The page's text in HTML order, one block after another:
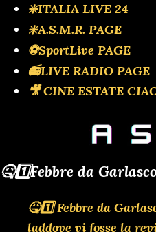
❇️ITALIA LIVE 24
❇️A.S.M.R. PAGE
⚽SportLive PAGE
📻LIVE RADIO PAGE
🎥 CINE ESTATE
🤒1️⃣Febbre da
🤒1️⃣ Febbre da
laddove vi fosse la